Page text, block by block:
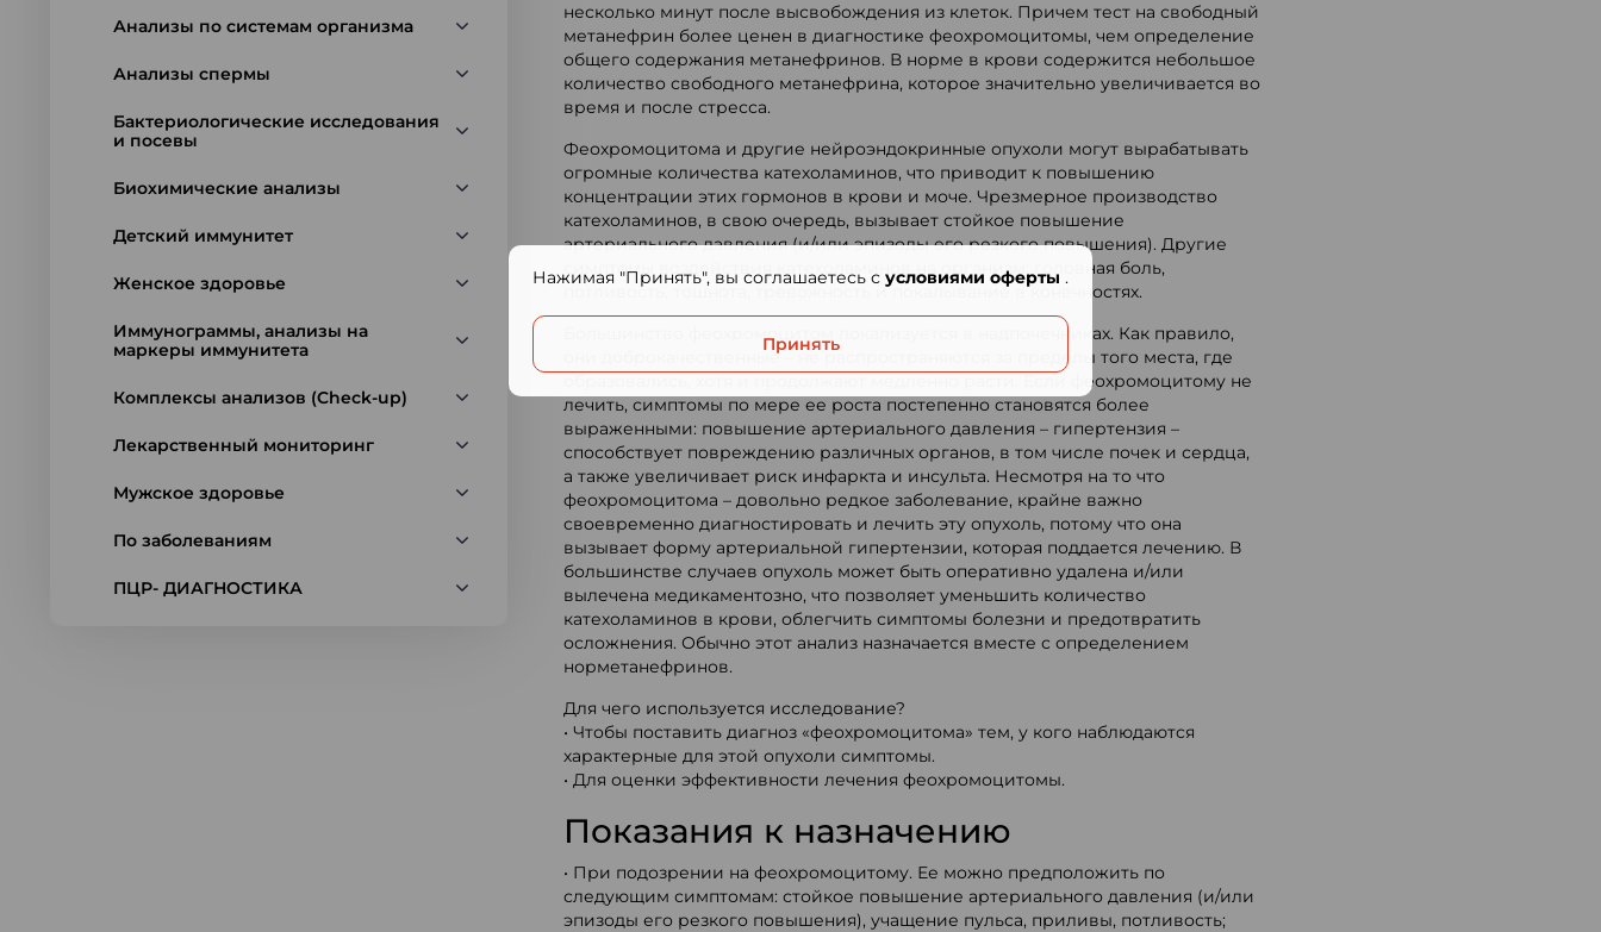
Анализы по системам организма
Анализы спермы
Бактериологические исследования
и посевы
Биохимические анализы
Детский иммунитет
Женское здоровье
Иммунограммы, анализы на
маркеры иммунитета
Комплексы анализов (Check-up)
Лекарственный мониторинг
Мужское здоровье
По заболеваниям
ПЦР- ДИАГНОСТИКА
несколько минут после высвобождения из клеток. Причем тест на свободный
метанефрин более ценен в диагностике феохромоцитомы, чем определение
общего содержания метанефринов. В норме в крови содержится небольшое
количество свободного метанефрина, которое значительно увеличивается во
время и после стресса.
Феохромоцитома и другие нейроэндокринные опухоли могут вырабатывать
огромные количества катехоламинов, что приводит к повышению
концентрации этих гормонов в крови и моче. Чрезмерное производство
катехоламинов, в свою очередь, вызывает стойкое повышение
артериального давления (и/или эпизоды его резкого повышения). Другие
симптомы воздействия катехоламинов на организм: головная боль,
потливость, тошнота, тревожность и покалывание в конечностях.
Большинство феохромоцитом локализуется в надпочечниках. Как правило,
они доброкачественные – не распространяются за пределы того места, где
образовались, хотя и продолжают медленно расти. Если феохромоцитому не
лечить, симптомы по мере ее роста постепенно становятся более
выраженными: повышение артериального давления – гипертензия –
способствует повреждению различных органов, в том числе почек и сердца,
а также увеличивает риск инфаркта и инсульта. Несмотря на то что
феохромоцитома – довольно редкое заболевание, крайне важно
своевременно диагностировать и лечить эту опухоль, потому что она
вызывает форму артериальной гипертензии, которая поддается лечению. В
большинстве случаев опухоль может быть оперативно удалена и/или
вылечена медикаментозно, что позволяет уменьшить количество
катехоламинов в крови, облегчить симптомы болезни и предотвратить
осложнения. Обычно этот анализ назначается вместе с определением
норметанефринов.
Для чего используется исследование?
• Чтобы поставить диагноз «феохромоцитома» тем, у кого наблюдаются
характерные для этой опухоли симптомы.
• Для оценки эффективности лечения феохромоцитомы.
Показания к назначению
• При подозрении на феохромоцитому. Ее можно предположить по
следующим симптомам: стойкое повышение артериального давления (и/или
эпизоды его резкого повышения), учащение пульса, приливы, потливость;
Нажимая "Принять", вы соглашаетесь с условиями оферты .
Принять